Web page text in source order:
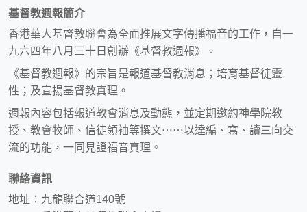
基督教週報簡介
香港華人基督教聯會為全面推展文字傳播福音的工作，自一
九六四年八月三十日創辦《基督教週報》。
《基督教週報》的宗旨是報道基督教消息；培育基督徒靈
性；及宣揚基督教真理。
週報內容包括報道教會消息及動態，並定期邀約神學院教
授、教會牧師、信徒領袖等撰文⋯⋯以達編、寫、讀三向交
流的功能，一同見證福音真理。
聯絡資訊
地址：九龍聯合道140號